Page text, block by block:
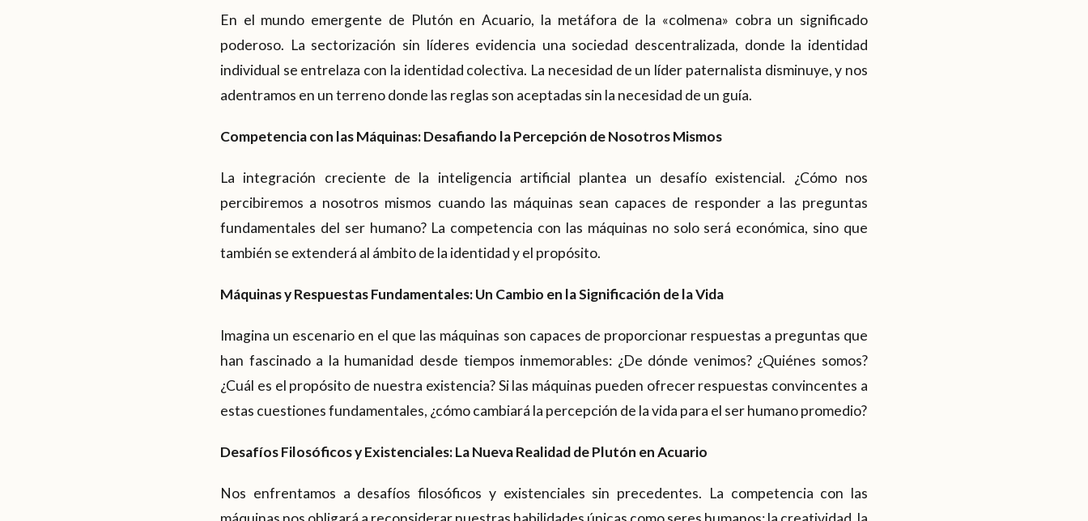
En el mundo emergente de Plutón en Acuario, la metáfora de la «colmena» cobra un significado
poderoso. La sectorización sin líderes evidencia una sociedad descentralizada, donde la identidad
individual se entrelaza con la identidad colectiva. La necesidad de un líder paternalista disminuye, y nos
adentramos en un terreno donde las reglas son aceptadas sin la necesidad de un guía.
Competencia con las Máquinas: Desafiando la Percepción de Nosotros Mismos
La integración creciente de la inteligencia artificial plantea un desafío existencial. ¿Cómo nos
percibiremos a nosotros mismos cuando las máquinas sean capaces de responder a las preguntas
fundamentales del ser humano? La competencia con las máquinas no solo será económica, sino que
también se extenderá al ámbito de la identidad y el propósito.
Máquinas y Respuestas Fundamentales: Un Cambio en la Significación de la Vida
Imagina un escenario en el que las máquinas son capaces de proporcionar respuestas a preguntas que
han fascinado a la humanidad desde tiempos inmemorables: ¿De dónde venimos? ¿Quiénes somos?
¿Cuál es el propósito de nuestra existencia? Si las máquinas pueden ofrecer respuestas convincentes a
estas cuestiones fundamentales, ¿cómo cambiará la percepción de la vida para el ser humano promedio?
Desafíos Filosóficos y Existenciales: La Nueva Realidad de Plutón en Acuario
Nos enfrentamos a desafíos filosóficos y existenciales sin precedentes. La competencia con las